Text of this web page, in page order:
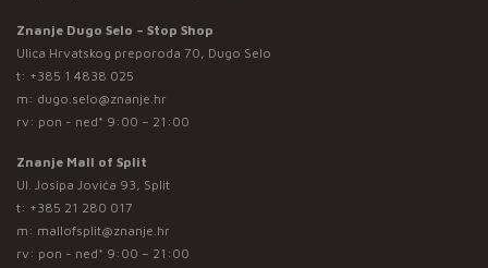
Znanje Dugo Selo – Stop Shop
Ulica Hrvatskog preporoda 70, Dugo Selo
t: +385 1 4838 025
m: dugo.selo@znanje.hr
rv: pon - ned* 9:00 – 21:00
Znanje Mall of Split
Ul. Josipa Jovića 93, Split
t: +385 21 280 017
m: mallofsplit@znanje.hr
rv: pon - ned* 9:00 – 21:00